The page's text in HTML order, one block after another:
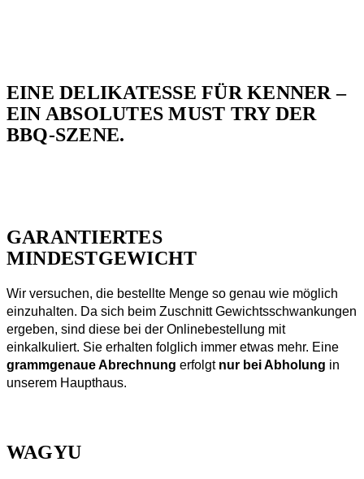
EINE DELIKATESSE FÜR KENNER –
EIN ABSOLUTES MUST TRY DER
BBQ-SZENE.
GARANTIERTES
MINDESTGEWICHT
Wir versuchen, die bestellte Menge so genau wie möglich
einzuhalten. Da sich beim Zuschnitt Gewichtsschwankungen
ergeben, sind diese bei der Onlinebestellung mit
einkalkuliert. Sie erhalten folglich immer etwas mehr. Eine
grammgenaue Abrechnung erfolgt nur bei Abholung in
unserem Haupthaus.
WAGYU